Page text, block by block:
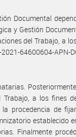
Documental
y Gestión
del Trabajo, a
64600604-APN-
Trabajo, a los fines
procedencia de
establecido
Finalmente